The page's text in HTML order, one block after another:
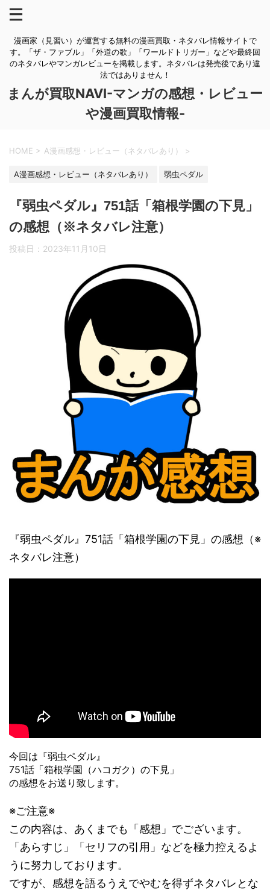
漫画家（見習い）が運営する無料の漫画買取・ネタバレ情報サイトで
す。「ザ・ファブル」「外道の歌」「ワールドトリガー」などや最終回
のネタバレやマンガレビューを掲載します。ネタバレは発売後であり違
法ではありません！
まんが買取NAVI-マンガの感想・レビュー
や漫画買取情報-
HOME > A漫画感想・レビュー（ネタバレあり） >
A漫画感想・レビュー（ネタバレあり） 弱虫ペダル
『弱虫ペダル』751話「箱根学園の下見」
の感想（※ネタバレ注意）
投稿日： 2023年11月10日
『弱虫ペダル』751話「箱根学園の下見」の感想（※
ネタバレ注意）
今回は『弱虫ペダル』
751話「箱根学園（ハコガク）の下見」
の感想をお送り致します。
※ご注意※
この内容は、あくまでも「感想」でございます。
「あらすじ」「セリフの引用」などを極力控えるよ
うに努力しております。
ですが、感想を語るうえでやむを得ずネタバレとな